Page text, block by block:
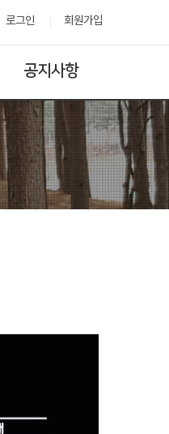
로그인 회원가입
공지사항